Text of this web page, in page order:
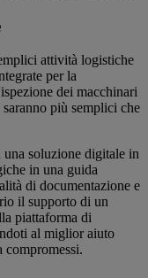
attività logistiche
per la
dei macchinari
più semplici che
soluzione digitale in
in una guida
di documentazione e
il supporto di un
piattaforma di
al miglior aiuto
compromessi.